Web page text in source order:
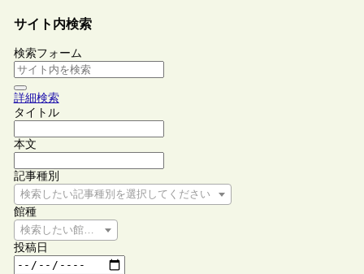
サイト内検索
検索フォーム
詳細検索
タイトル
本文
記事種別
検索したい記事種別を選択してください
館種
検索したい館種を選択してください
投稿日